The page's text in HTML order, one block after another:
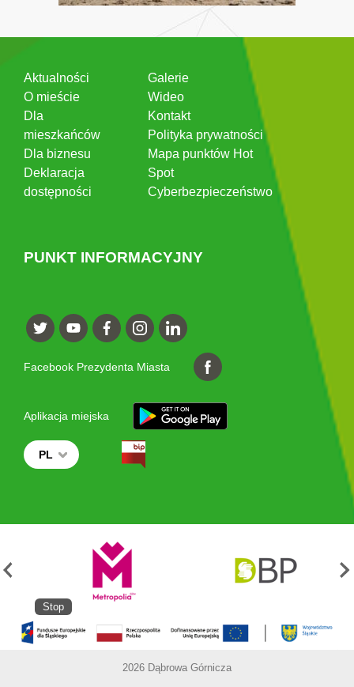
Aktualności
O mieście
Dla
mieszkańców
Dla biznesu
Deklaracja
dostępności
Galerie
Wideo
Kontakt
Polityka prywatności
Mapa punktów Hot
Spot
Cyberbezpieczeństwo
PUNKT INFORMACYJNY
Facebook Prezydenta Miasta
Aplikacja miejska
PL
Stop
2026 Dąbrowa Górnicza